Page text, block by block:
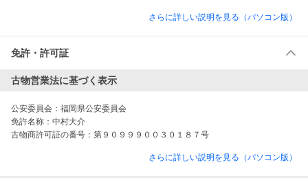
さらに詳しい説明を見る（パソコン版）
免許・許可証
古物営業法に基づく表示
公安委員会： 福岡県公安委員会
免許名称： 中村大介
古物商許可証の番号： 第９０９９９００３０１８７号
さらに詳しい説明を見る（パソコン版）